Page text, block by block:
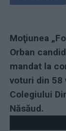
Moţiunea
Orban
mandat la
voturi din 58
Colegiului
Năsăud.